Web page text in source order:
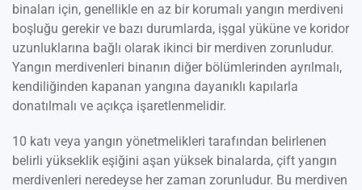
binaları için, genellikle en az bir korumalı yangın merdiveni
boşluğu gerekir ve bazı durumlarda, işgal yüküne ve koridor
uzunluklarına bağlı olarak ikinci bir merdiven zorunludur.
Yangın merdivenleri binanın diğer bölümlerinden ayrılmalı,
kendiliğinden kapanan yangına dayanıklı kapılarla
donatılmalı ve açıkça işaretlenmelidir.
10 katı veya yangın yönetmelikleri tarafından belirlenen
belirli yükseklik eşiğini aşan yüksek binalarda, çift yangın
merdivenleri neredeyse her zaman zorunludur. Bu merdiven